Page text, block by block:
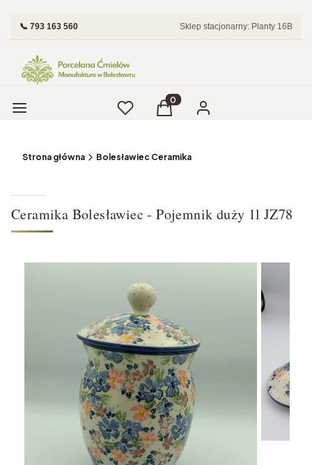
📞 793 163 560 Sklep stacjonarny: Planty 16B
Menu UlubioneProdukty w koszyku: 0.
Koszyk Zaloguj się
Strona główna Bolesławiec Ceramika
Ceramika Bolesławiec - Pojemnik duży 1l JZ78